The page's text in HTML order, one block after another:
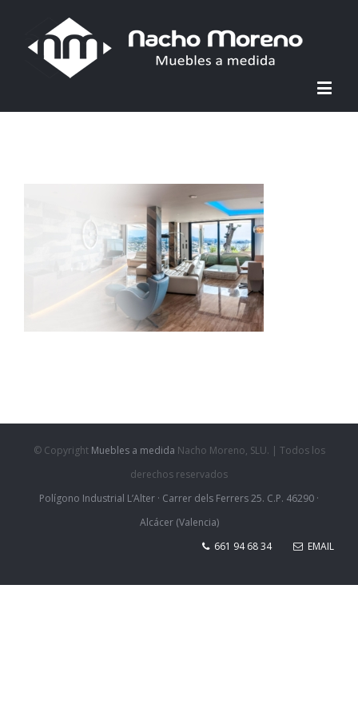
© Copyright Muebles a medida Nacho Moreno, SLU. | Todos los
derechos reservados
Polígono Industrial L’Alter · Carrer dels Ferrers 25. C.P. 46290 ·
Alcácer (Valencia)
661 94 68 34
EMAIL